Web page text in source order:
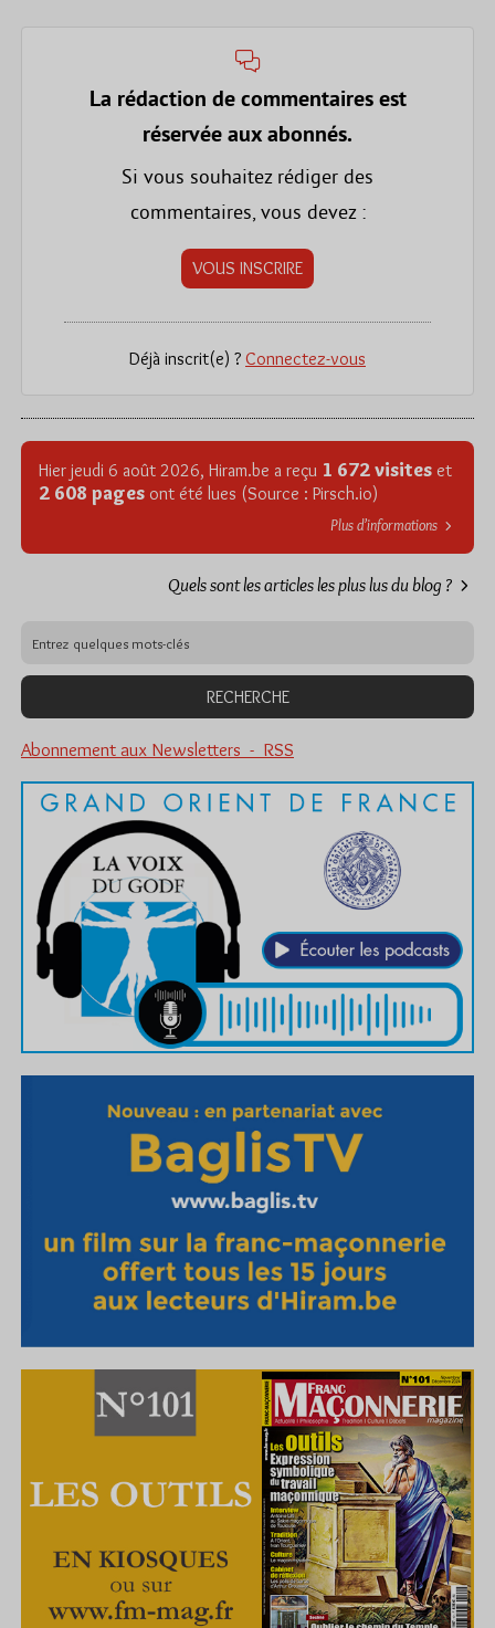
La rédaction de commentaires est
réservée aux abonnés.
Si vous souhaitez rédiger des
commentaires, vous devez :
VOUS INSCRIRE
Déjà inscrit(e) ? Connectez-vous
Hier jeudi 6 août 2026, Hiram.be a reçu 1 672 visites et
2 608 pages ont été lues (Source : Pirsch.io)
Plus d’informations
Quels sont les articles les plus lus du blog ?
Abonnement aux Newsletters - RSS